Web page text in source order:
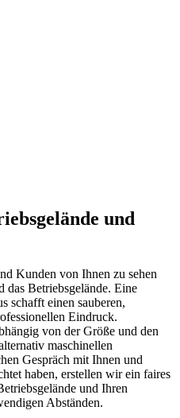
und
Kunden von Ihnen zu sehen
das Betriebsgelände. Eine
schafft einen sauberen,
Eindruck.
von der Größe und den
maschinellen
Gespräch mit Ihnen und
haben, erstellen wir ein faires
und Ihren
Abständen.